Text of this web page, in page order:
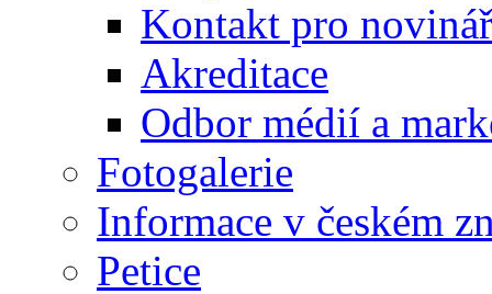
Kontakt pro
Akreditace
Odbor médií a
Fotogalerie
Informace v českém
Petice